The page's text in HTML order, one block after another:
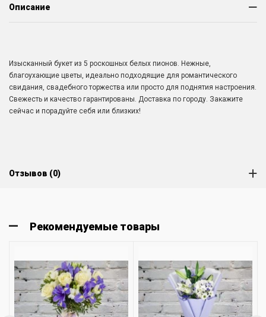
Описание
Изысканный букет из 5 роскошных белых пионов. Нежные,
благоухающие цветы, идеально подходящие для романтического
свидания, свадебного торжества или просто для поднятия настроения.
Свежесть и качество гарантированы. Доставка по городу. Закажите
сейчас и порадуйте себя или близких!
Отзывов (0)
Рекомендуемые товары